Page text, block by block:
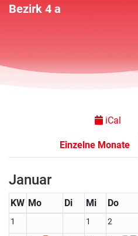
Bezirk 4 a
Einzelne Monate
iCal
Januar
KW Mo Di Mi Do
1 1 2